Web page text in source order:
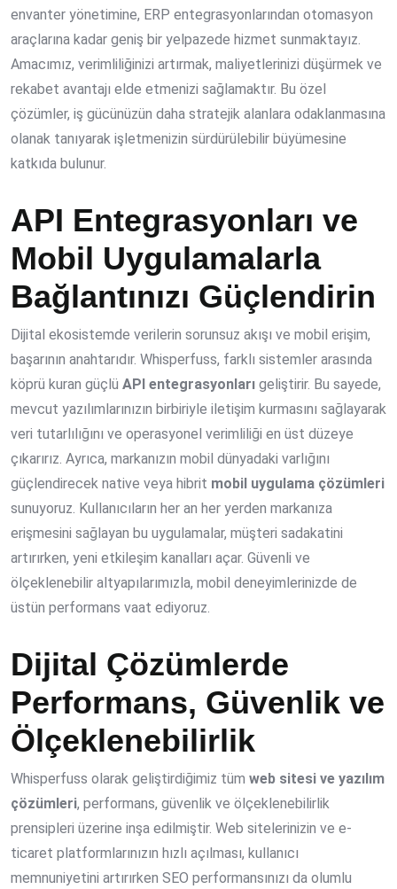
envanter yönetimine, ERP entegrasyonlarından otomasyon
araçlarına kadar geniş bir yelpazede hizmet sunmaktayız.
Amacımız, verimliliğinizi artırmak, maliyetlerinizi düşürmek ve
rekabet avantajı elde etmenizi sağlamaktır. Bu özel
çözümler, iş gücünüzün daha stratejik alanlara odaklanmasına
olanak tanıyarak işletmenizin sürdürülebilir büyümesine
katkıda bulunur.
API Entegrasyonları ve
Mobil Uygulamalarla
Bağlantınızı Güçlendirin
Dijital ekosistemde verilerin sorunsuz akışı ve mobil erişim,
başarının anahtarıdır. Whisperfuss, farklı sistemler arasında
köprü kuran güçlü API entegrasyonları geliştirir. Bu sayede,
mevcut yazılımlarınızın birbiriyle iletişim kurmasını sağlayarak
veri tutarlılığını ve operasyonel verimliliği en üst düzeye
çıkarırız. Ayrıca, markanızın mobil dünyadaki varlığını
güçlendirecek native veya hibrit mobil uygulama çözümleri
sunuyoruz. Kullanıcıların her an her yerden markanıza
erişmesini sağlayan bu uygulamalar, müşteri sadakatini
artırırken, yeni etkileşim kanalları açar. Güvenli ve
ölçeklenebilir altyapılarımızla, mobil deneyimlerinizde de
üstün performans vaat ediyoruz.
Dijital Çözümlerde
Performans, Güvenlik ve
Ölçeklenebilirlik
Whisperfuss olarak geliştirdiğimiz tüm web sitesi ve yazılım
çözümleri, performans, güvenlik ve ölçeklenebilirlik
prensipleri üzerine inşa edilmiştir. Web sitelerinizin ve e-
ticaret platformlarınızın hızlı açılması, kullanıcı
memnuniyetini artırırken SEO performansınızı da olumlu